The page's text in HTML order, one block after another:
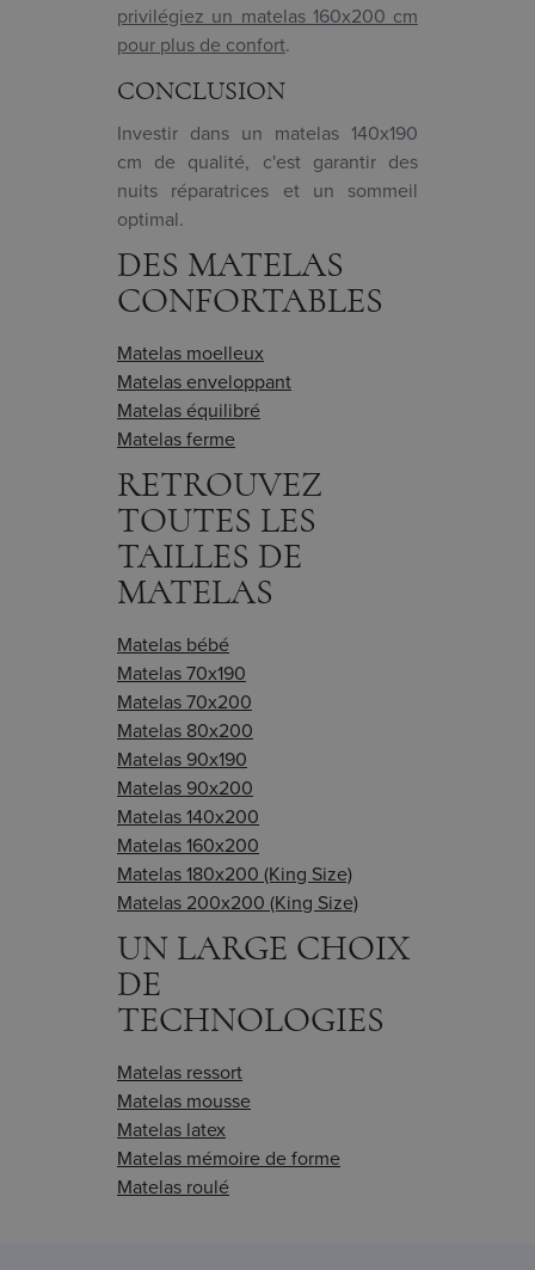
privilégiez un matelas 160x200 cm
pour plus de confort.
CONCLUSION
Investir dans un matelas 140x190
cm de qualité, c'est garantir des
nuits réparatrices et un sommeil
optimal.
DES MATELAS
CONFORTABLES
Matelas moelleux
Matelas enveloppant
Matelas équilibré
Matelas ferme
RETROUVEZ
TOUTES LES
TAILLES DE
MATELAS
Matelas bébé
Matelas 70x190
Matelas 70x200
Matelas 80x200
Matelas 90x190
Matelas 90x200
Matelas 140x200
Matelas 160x200
Matelas 180x200 (King Size)
Matelas 200x200 (King Size)
UN LARGE CHOIX
DE
TECHNOLOGIES
Matelas ressort
Matelas mousse
Matelas latex
Matelas mémoire de forme
Matelas roulé